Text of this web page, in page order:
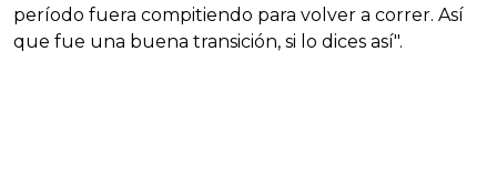
período fuera compitiendo para volver a correr. Así
que fue una buena transición, si lo dices así".